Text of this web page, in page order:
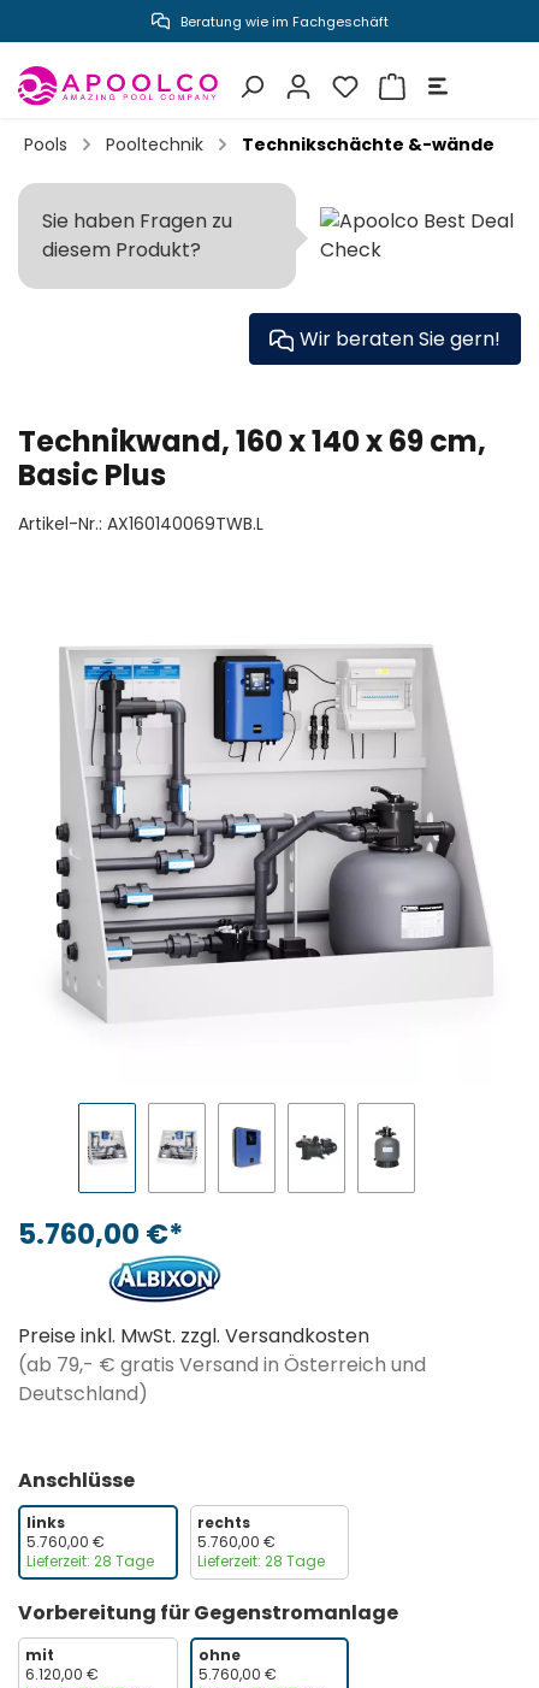
springen Beratung wie im Fachgeschäft
Pools Pooltechnik Technikschächte &-wände
Technikwand, 160 x 140 x 69 cm,
Basic Plus
Artikel-Nr.: AX160140069TWB.L
Sie haben Fragen zu
diesem Produkt?
Wir beraten Sie gern!
5.760,00 €*
Preise inkl. MwSt. zzgl. Versandkosten
(ab 79,- € gratis Versand in Österreich und
Deutschland)
Anschlüsse
links
5.760,00 €
Lieferzeit: 28 Tage
rechts
5.760,00 €
Lieferzeit: 28 Tage
Vorbereitung für Gegenstromanlage
mit
6.120,00 €
ohne
5.760,00 €